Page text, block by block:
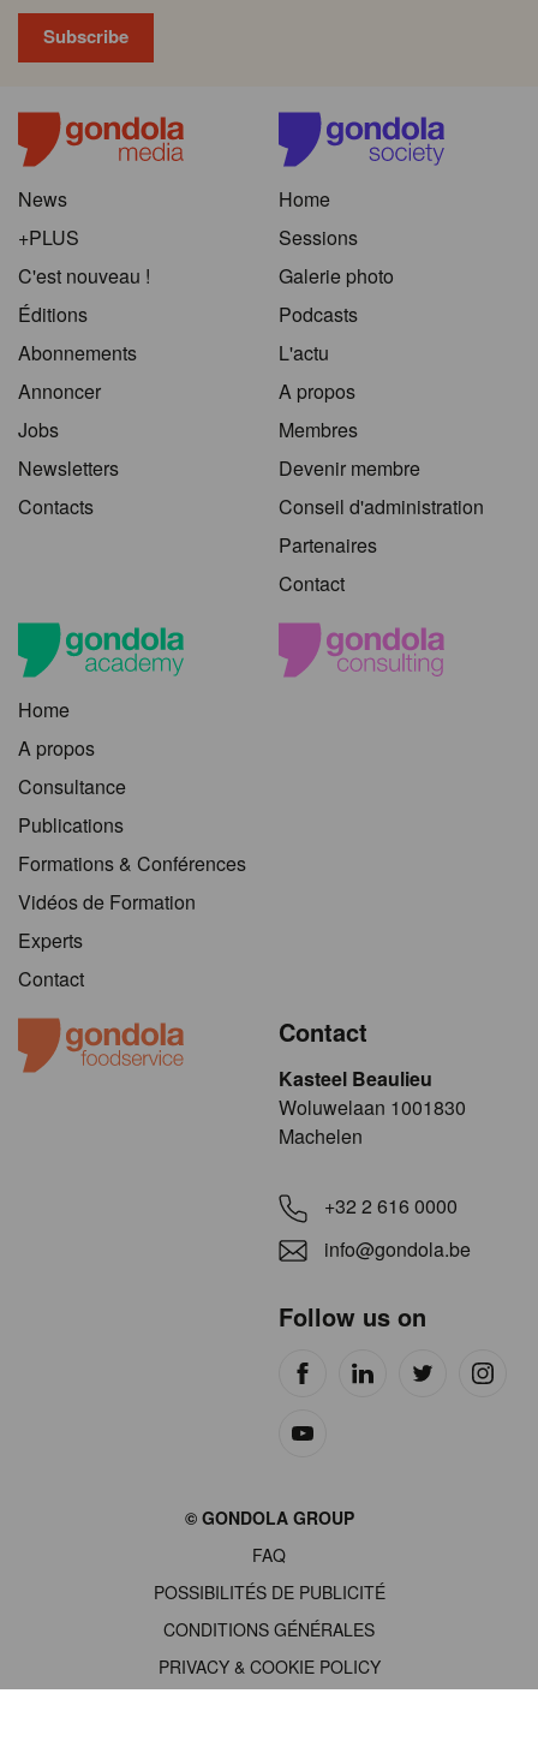
News
+PLUS
C'est nouveau !
Éditions
Abonnements
Annoncer
Jobs
Newsletters
Contacts
Home
Sessions
Galerie photo
Podcasts
L'actu
A propos
Membres
Devenir membre
Conseil d'administration
Partenaires
Contact
Home
A propos
Consultance
Publications
Formations & Conférences
Vidéos de Formation
Experts
Contact
Contact
Kasteel Beaulieu
​​​Woluwelaan 1001830
Machelen
+32 2 616 0000
info@gondola.be
Follow us on
© GONDOLA GROUP
FAQ
POSSIBILITÉS DE PUBLICITÉ
CONDITIONS GÉNÉRALES
PRIVACY & COOKIE POLICY